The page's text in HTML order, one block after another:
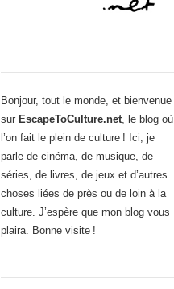
Bonjour, tout le monde, et bienvenue
sur EscapeToCulture.net , le blog où
l’on fait le plein de culture ! Ici, je
parle de cinéma, de musique, de
séries, de livres, de jeux et d’autres
choses liées de près ou de loin à la
culture. J’espère que mon blog vous
plaira. Bonne visite !